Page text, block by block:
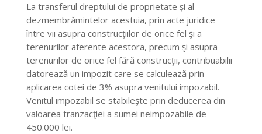
La transferul dreptului de proprietate şi al
dezmembrămintelor acestuia, prin acte juridice
între vii asupra construcţiilor de orice fel şi a
terenurilor aferente acestora, precum şi asupra
terenurilor de orice fel fără construcţii, contribuabilii
datorează un impozit care se calculează prin
aplicarea cotei de 3% asupra venitului impozabil.
Venitul impozabil se stabileşte prin deducerea din
valoarea tranzacţiei a sumei neimpozabile de
450.000 lei.